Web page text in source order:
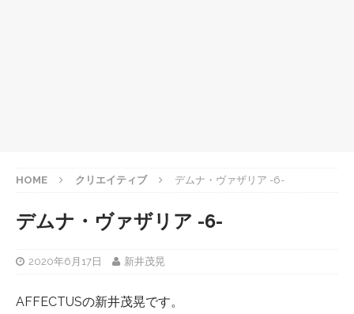
HOME クリエイティブ デムナ・ヴァザリア -6-
デムナ・ヴァザリア -6-
2020年6月17日 新井茂晃
AFFECTUSの新井茂晃です。